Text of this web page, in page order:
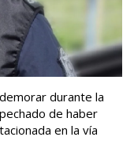
durante la
de haber
en la vía